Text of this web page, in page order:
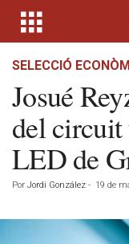
SELECCIÓ
Josué
del circuit
LED de
Por Jordi González - 19 de